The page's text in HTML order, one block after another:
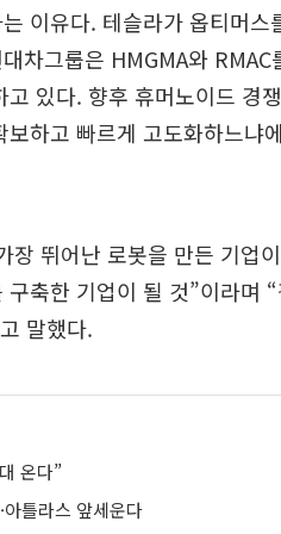
이유다. 테슬라가 옵티머스
차그룹은 HMGMA와 RMAC
있다. 향후 휴머노이드 경
하고 빠르게 고도화하느냐
뛰어난 로봇을 만든 기업
축한 기업이 될 것”이라며
말했다.
온다”
틀라스 앞세운다